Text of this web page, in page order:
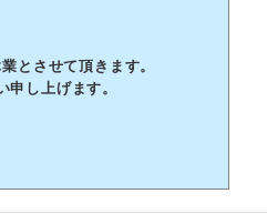
させて頂きます。
し上げます。